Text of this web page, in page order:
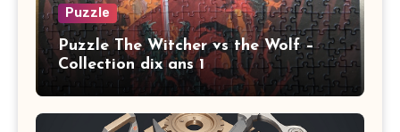
Puzzle
Puzzle The Witcher vs the Wolf –
Collection dix ans 1